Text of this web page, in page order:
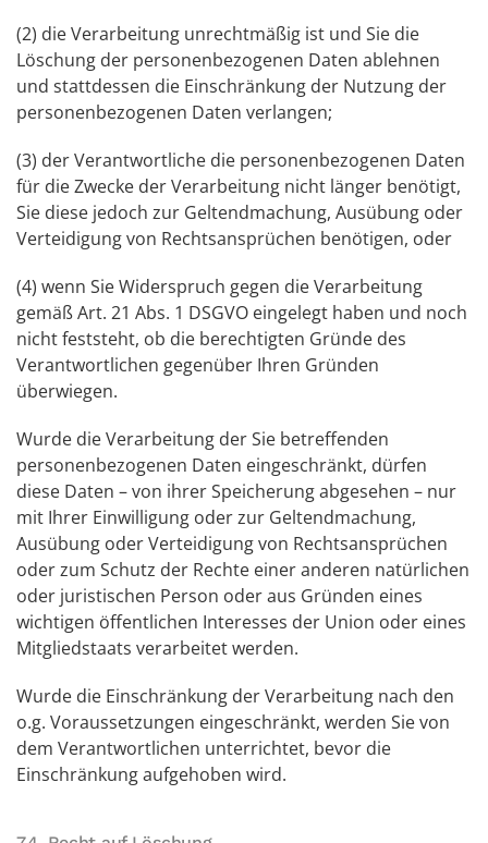
(2) die Verarbeitung unrechtmäßig ist und Sie die
Löschung der personenbezogenen Daten ablehnen
und stattdessen die Einschränkung der Nutzung der
personenbezogenen Daten verlangen;
(3) der Verantwortliche die personenbezogenen Daten
für die Zwecke der Verarbeitung nicht länger benötigt,
Sie diese jedoch zur Geltendmachung, Ausübung oder
Verteidigung von Rechtsansprüchen benötigen, oder
(4) wenn Sie Widerspruch gegen die Verarbeitung
gemäß Art. 21 Abs. 1 DSGVO eingelegt haben und noch
nicht feststeht, ob die berechtigten Gründe des
Verantwortlichen gegenüber Ihren Gründen
überwiegen.
Wurde die Verarbeitung der Sie betreffenden
personenbezogenen Daten eingeschränkt, dürfen
diese Daten – von ihrer Speicherung abgesehen – nur
mit Ihrer Einwilligung oder zur Geltendmachung,
Ausübung oder Verteidigung von Rechtsansprüchen
oder zum Schutz der Rechte einer anderen natürlichen
oder juristischen Person oder aus Gründen eines
wichtigen öffentlichen Interesses der Union oder eines
Mitgliedstaats verarbeitet werden.
Wurde die Einschränkung der Verarbeitung nach den
o.g. Voraussetzungen eingeschränkt, werden Sie von
dem Verantwortlichen unterrichtet, bevor die
Einschränkung aufgehoben wird.